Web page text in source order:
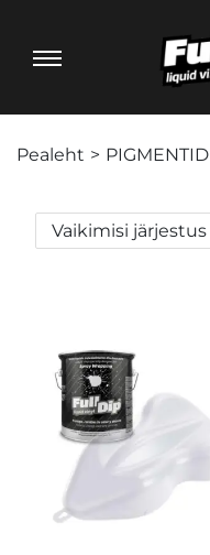
Pealeht > PIGMENTID